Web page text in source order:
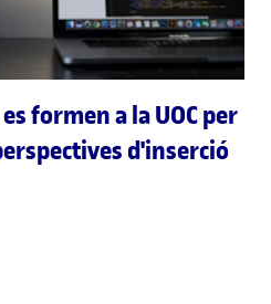
formen a la UOC per
d'inserció